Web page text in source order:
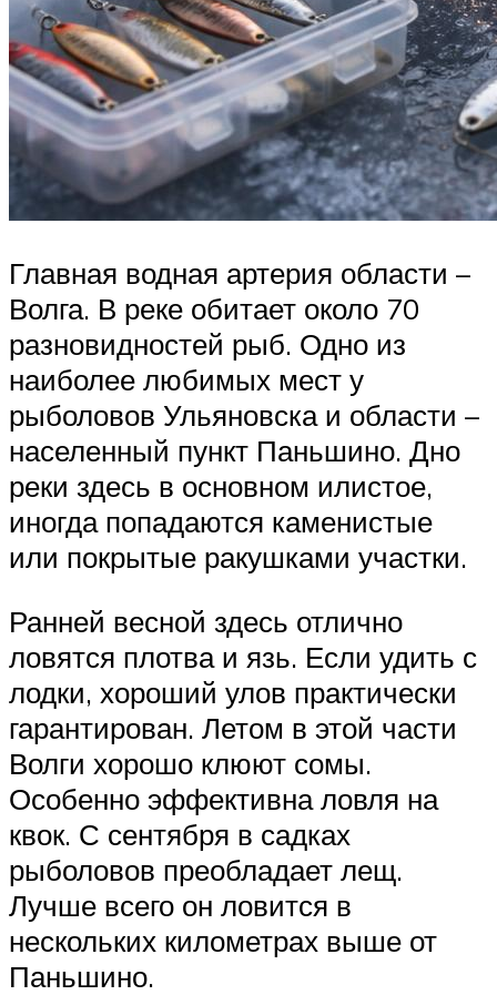
Главная водная артерия области –
Волга. В реке обитает около 70
разновидностей рыб. Одно из
наиболее любимых мест у
рыболовов Ульяновска и области –
населенный пункт Паньшино. Дно
реки здесь в основном илистое,
иногда попадаются каменистые
или покрытые ракушками участки.
Ранней весной здесь отлично
ловятся плотва и язь. Если удить с
лодки, хороший улов практически
гарантирован. Летом в этой части
Волги хорошо клюют сомы.
Особенно эффективна ловля на
квок. С сентября в садках
рыболовов преобладает лещ.
Лучше всего он ловится в
нескольких километрах выше от
Паньшино.